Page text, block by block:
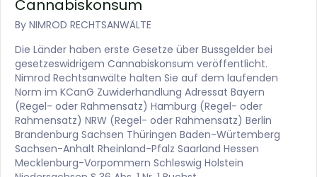
Cannabiskonsum
By NIMROD RECHTSANWÄLTE
Die Länder haben erste Gesetze über Bussgelder bei
gesetzeswidrigem Cannabiskonsum veröffentlicht.
Nimrod Rechtsanwälte halten Sie auf dem laufenden
Norm im KCanG Zuwiderhandlung Adressat Bayern
(Regel- oder Rahmensatz) Hamburg (Regel- oder
Rahmensatz) NRW (Regel- oder Rahmensatz) Berlin
Brandenburg Sachsen Thüringen Baden-Würtemberg
Sachsen-Anhalt Rheinland-Pfalz Saarland Hessen
Mecklenburg-Vorpommern Schleswig Holstein